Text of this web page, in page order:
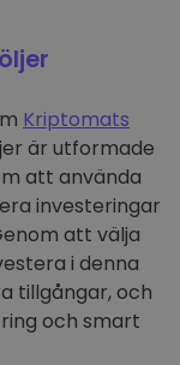
Kriptomats
är utformade
att använda
investeringar
att välja
i denna
tillgångar, och
och smart